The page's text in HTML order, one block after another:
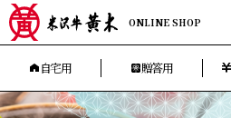
ONLINE SHOP
自宅用 贈答用